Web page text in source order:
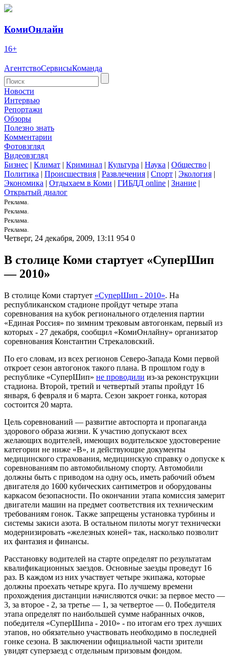
КомиОнлайн
16+
АгентствоСервисыКоманда
Новости
Интервью
Репортажи
Обзоры
Полезно знать
Комментарии
Фотовзгляд
Видеовзгляд
Бизнес | Климат | Криминал | Культура | Наука | Общество |
Политика | Происшествия | Развлечения | Спорт | Экология |
Экономика | Отдыхаем в Коми | ГИБДД online | Знание |
Открытый диалог
Реклама.
Реклама.
Реклама.
Реклама.
Четверг, 24 декабря, 2009, 13:11 954 0
В столице Коми стартует «СуперШип
— 2010»
В столице Коми стартует «СуперШип - 2010». На
республиканском стадионе пройдут четыре этапа
соревнования на кубок регионального отделения партии
«Единая Россия» по зимним трековым автогонкам, первый из
которых - 27 декабря, сообщил «КомиОнлайну» организатор
соревнования Константин Стрекаловский.
По его словам, из всех регионов Северо-Запада Коми первой
откроет сезон автогонок такого плана. В прошлом году в
республике «СуперШип» не проводили из-за реконструкции
стадиона. Второй, третий и четвертый этапы пройдут 16
января, 6 февраля и 6 марта. Сезон закроет гонка, которая
состоится 20 марта.
Цель соревнований — развитие автоспорта и пропаганда
здорового образа жизни. К участию допускают всех
желающих водителей, имеющих водительское удостоверение
категории не ниже «В», и действующие документы
медицинского страхования, медицинскую справку о допуске к
соревнованиям по автомобильному спорту. Автомобили
должны быть с приводом на одну ось, иметь рабочий объем
двигателя до 1600 кубических сантиметров и оборудованы
каркасом безопасности. По окончании этапа комиссия замерит
двигатели машин на предмет соответствия их техническим
требованиям гонок. Также запрещены установка турбины и
системы закиси азота. В остальном пилоты могут технически
модернизировать «железных коней» так, насколько позволит
их фантазия и финансы.
Расстановку водителей на старте определят по результатам
квалификационных заездов. Основные заезды проведут 16
раз. В каждом из них участвует четыре экипажа, которые
должны проехать четыре круга. По лучшему времени
прохождения дистанции начисляются очки: за первое место —
3, за второе - 2, за третье — 1, за четвертое — 0. Победителя
этапа определят по наибольшей сумме набранных очков,
победителя «СуперШипа - 2010» - по итогам его трех лучших
этапов, но обязательно участвовать необходимо в последней
гонке сезона. В заключении официальной части зрители
увидят суперзаезд с отдельным призовым фондом.